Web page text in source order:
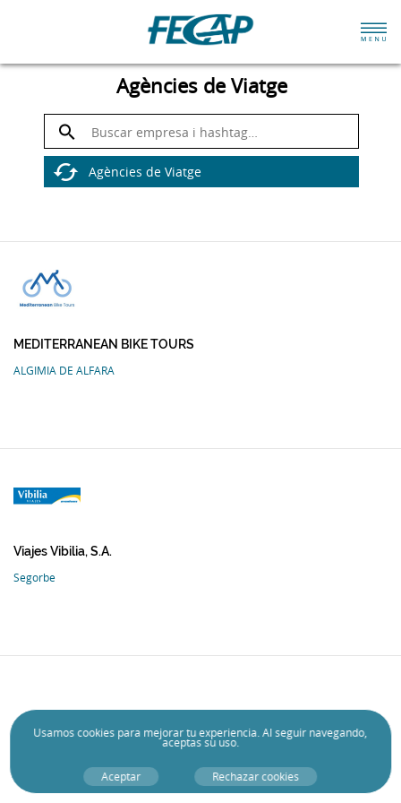
Agències de Viatge
MEDITERRANEAN BIKE TOURS
ALGIMIA DE ALFARA
Viajes Vibilia, S.A.
Segorbe
Usamoscookies para mejorar tu experiencia. Al seguir navegando,
aceptas su uso.
Aceptar Rechazar cookies